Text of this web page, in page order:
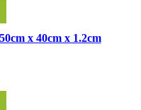
x 40cm x 1.2cm